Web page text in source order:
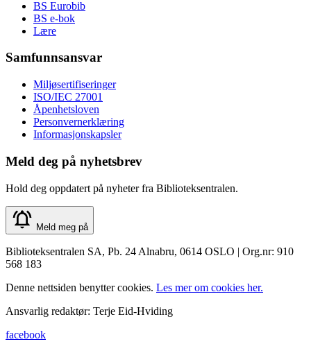
BS Eurobib
BS e-bok
Lære
Samfunnsansvar
Miljøsertifiseringer
ISO/IEC 27001
Åpenhetsloven
Personvernerklæring
Informasjonskapsler
Meld deg på nyhetsbrev
Hold deg oppdatert på nyheter fra Biblioteksentralen.
Meld meg på
Biblioteksentralen SA, Pb. 24 Alnabru, 0614 OSLO | Org.nr: 910
568 183
Denne nettsiden benytter cookies. Les mer om cookies her.
Ansvarlig redaktør: Terje Eid-Hviding
facebook